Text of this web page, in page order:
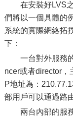
在安裝好LVS
們將以一個具體的
系統的實際網絡拓
下：
一台對外服務
ncer或者director，
P地址為：
部用戶可以通過路
兩台內部的服